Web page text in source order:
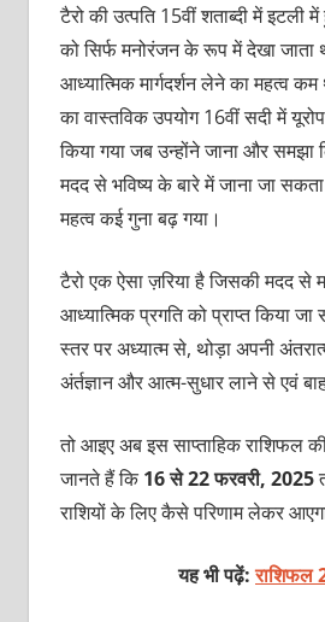
टैरो की उत्पति 15वीं शताब्‍दी में
को सिर्फ मनोरंजन के रूप में देखा
आध्‍यात्मिक मार्गदर्शन लेने का महत्‍व कम
का वास्तविक उपयोग 16वीं सदी में
किया गया जब उन्होंने जाना और
मदद से भविष्य के बारे में जाना जा
महत्व कई गुना बढ़ गया।
टैरो एक ऐसा ज़रिया है जिसकी मदद से
आध्‍यात्मिक प्रगति को प्राप्‍त किया
स्‍तर पर अध्‍यात्‍म से, थोड़ा अपनी
अंर्तज्ञान और आत्‍म-सुधार लाने से एवं
तो आइए अब इस साप्ताहिक
जानते हैं कि16 से 22 फरवरी, 2025
राशियों के लिए कैसे परिणाम लेकर
यह भी पढ़ें:राशिफल